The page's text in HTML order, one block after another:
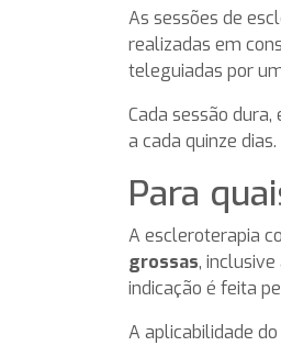
As sessões de
realizadas em
teleguiadas por
Cada sessão
a cada quinze dias.
Para
A escleroterapia
grossas,
indicação é feita
A aplicabilidade